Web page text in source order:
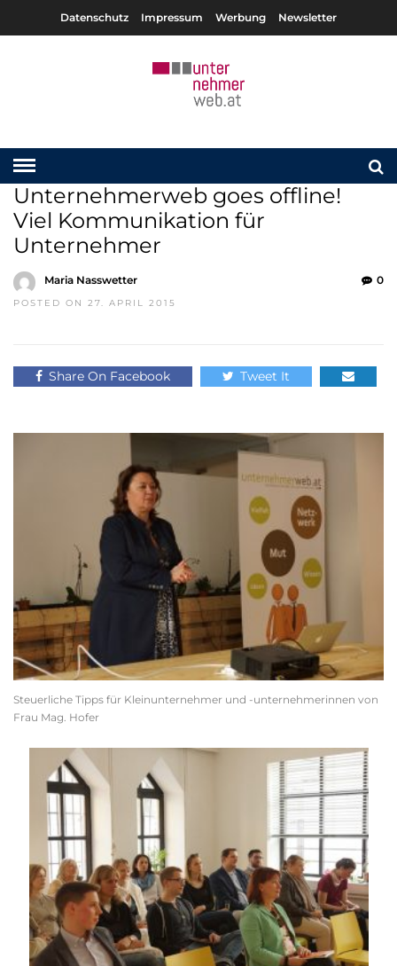
Datenschutz Impressum Werbung Newsletter
Unternehmerweb goes offline!
Viel Kommunikation für
Unternehmer
Maria Nasswetter
POSTED ON 27. APRIL 2015
0
Share On Facebook Tweet It
Steuerliche Tipps für Kleinunternehmer und -unternehmerinnen von
Frau Mag. Hofer